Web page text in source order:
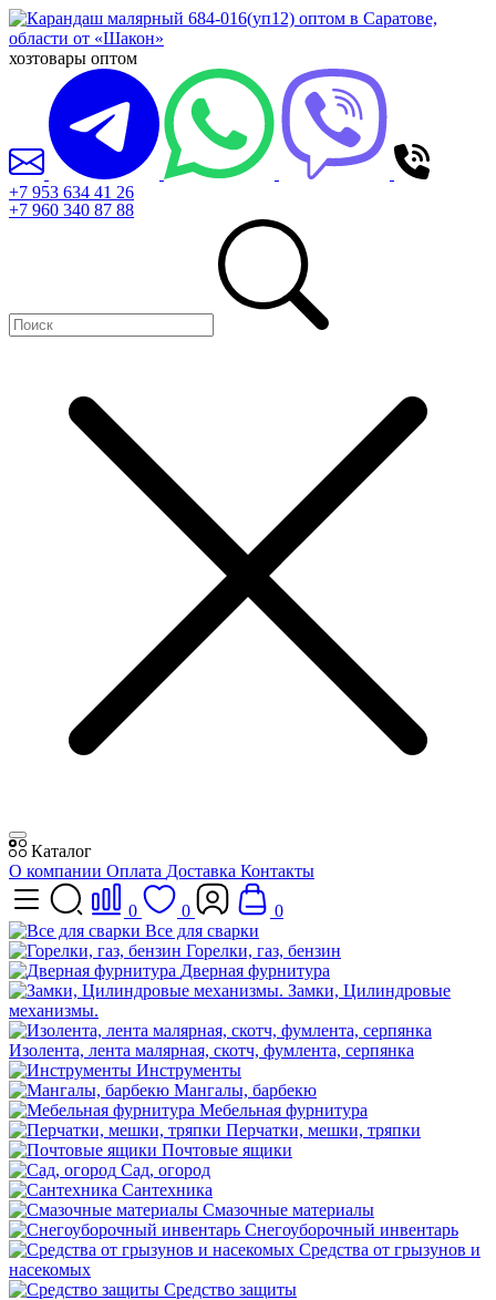
хозтовары оптом
+7 953 634 41 26
+7 960 340 87 88
Каталог
О компании Оплата Доставка Контакты
0 0
0
Все для сварки
Горелки, газ, бензин
Дверная фурнитура
Замки, Цилиндровые
механизмы.
Изолента, лента малярная, скотч, фумлента, серпянка
Инструменты
Мангалы, барбекю
Мебельная фурнитура
Перчатки, мешки, тряпки
Почтовые ящики
Сад, огород
Сантехника
Смазочные материалы
Снегоуборочный инвентарь
Средства от грызунов и
насекомых
Средство защиты